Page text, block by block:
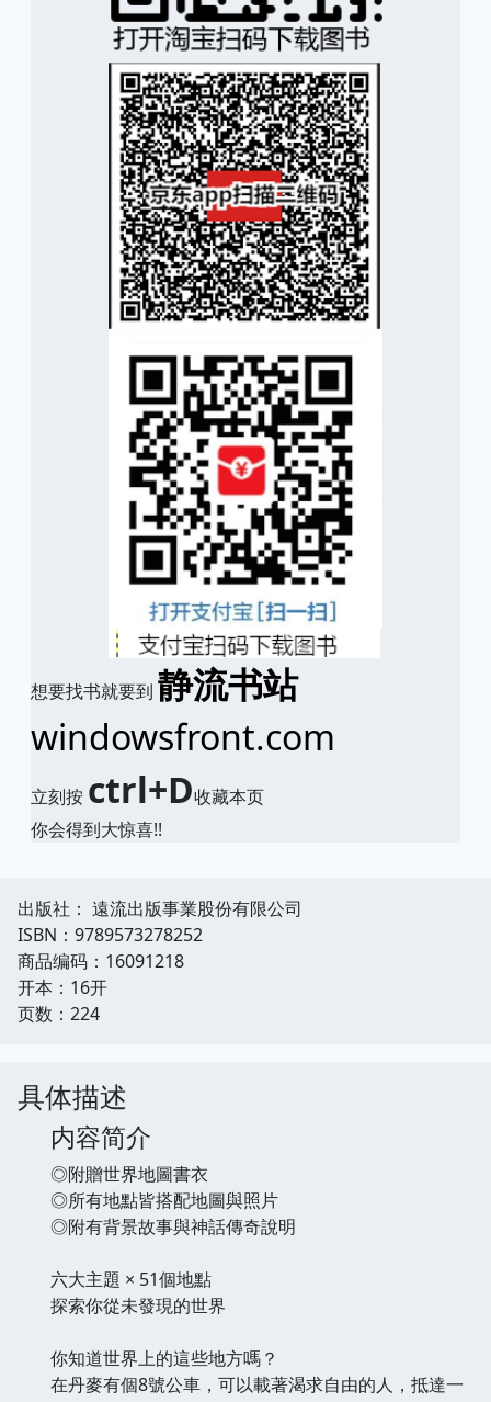
想要找书就要到 静流书站
windowsfront.com
立刻按 ctrl+D收藏本页
你会得到大惊喜!!
出版社： 遠流出版事業股份有限公司
ISBN：9789573278252
商品编码：16091218
开本：16开
页数：224
具体描述
内容简介
◎附贈世界地圖書衣
◎所有地點皆搭配地圖與照片
◎附有背景故事與神話傳奇說明
六大主題 × 51個地點
探索你從未發現的世界
你知道世界上的這些地方嗎？
在丹麥有個8號公車，可以載著渴求自由的人，抵達一